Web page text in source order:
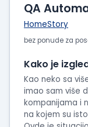
QA
HomeStory
bez ponude za
Kako je
Kao neko sa
imao sam više
kompanijama i
na kojem su